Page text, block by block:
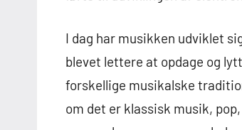
I dag har musikken udviklet
blevet lettere at opdage og
forskellige musikalske
om det er klassisk musik,